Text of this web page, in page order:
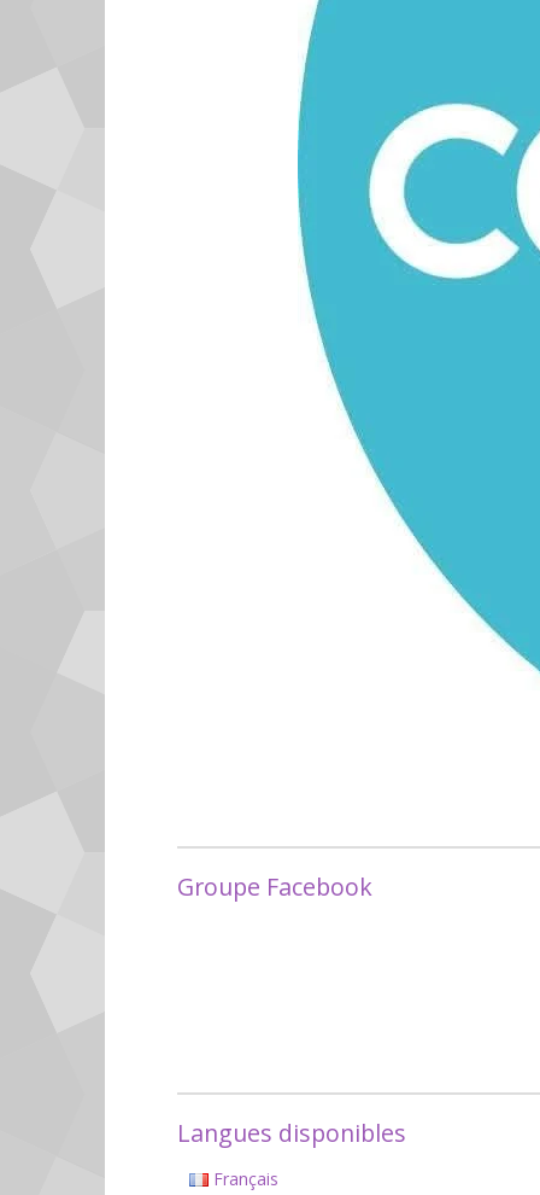
Groupe Facebook
Langues disponibles
Français